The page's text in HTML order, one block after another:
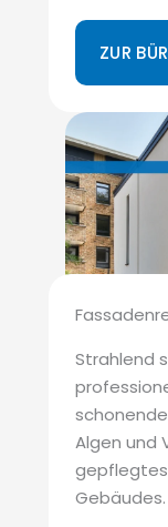
ZUR
Strahlend
Algen und
gepflegtes
Gebäudes.